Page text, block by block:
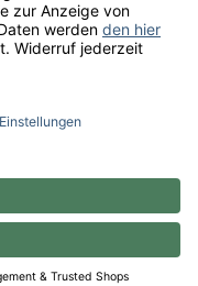
zzgl.
Kontrollverfahren
in DE. Werktags